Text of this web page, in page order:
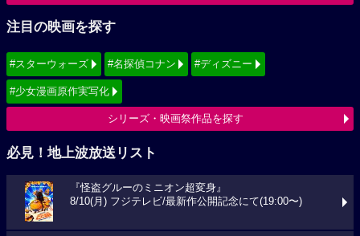
注目の映画を探す
#スターウォーズ #名探偵コナン #ディズニー
#少女漫画原作実写化
シリーズ・映画祭作品を探す
必見！地上波放送リスト
『怪盗グルーのミニオン超変身』
8/10(月) フジテレビ/最新作公開記念にて(19:00〜)